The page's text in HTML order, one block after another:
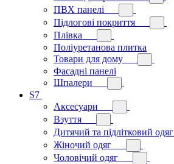
ПВХ панелі
Підлогові покриття
Плівка
Поліуретанова плитка
Товари для дому
Фасадні панелі
Шпалери
S7
Аксесуари
Взуття
Дитячий та підлітковий одяг
Жіночий одяг
Чоловічий одяг